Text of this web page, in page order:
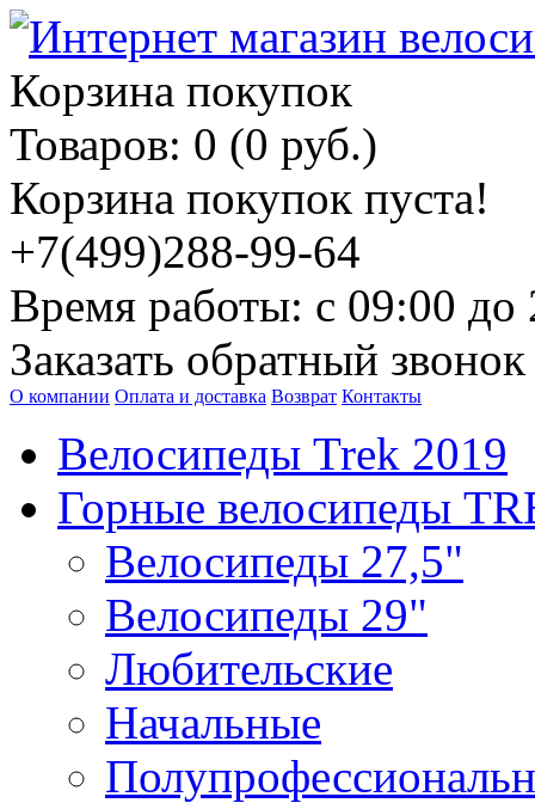
Корзина покупок
Товаров: 0 (0 руб.)
Корзина покупок пуста!
+7(499)288-99-64
Время работы: с 09:00 до
Заказать обратный звонок
О компании Оплата и доставка Возврат Контакты
Велосипеды Trek 2019
Горные велосипеды
Велосипеды 27,5"
Велосипеды 29"
Любительские
Начальные